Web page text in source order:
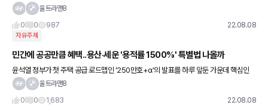
완화된다. 지역과 주택 가격에 관계없이 최대 6억원까지 대출을 받을 수 있다. 그동안 대
울트라맨8
0
0 987 22.08.08
자유주제
민간에 공공만큼 혜택..용산·세운 '용적률 1500%' 특별법 나올까
윤석열 정부가 첫 주택 공급 로드맵인 '250만호+α'의 발표를 하루 앞둔 가운데 핵심인
'민간 제안 도심복합사업'의 윤곽이 나올 예정이다. 특히 사업추진 근거가 되는 '도심 복합
울트라맨8
0
0 1,683 22.08.08